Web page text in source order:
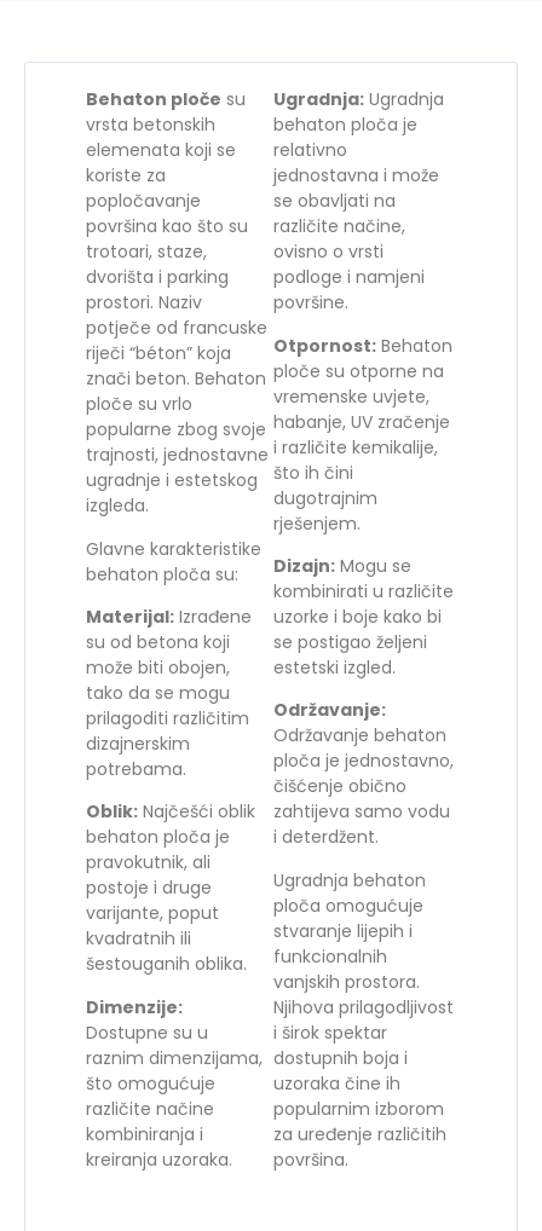
Behaton ploče su
vrsta betonskih
elemenata koji se
koriste za
popločavanje
površina kao što su
trotoari, staze,
dvorišta i parking
prostori. Naziv
potječe od francuske
riječi “béton” koja
znači beton. Behaton
ploče su vrlo
popularne zbog svoje
trajnosti, jednostavne
ugradnje i estetskog
izgleda.
Glavne karakteristike
behaton ploča su:
Materijal: Izrađene
su od betona koji
može biti obojen,
tako da se mogu
prilagoditi različitim
dizajnerskim
potrebama.
Oblik: Najčešći oblik
behaton ploča je
pravokutnik, ali
postoje i druge
varijante, poput
kvadratnih ili
šestouganih oblika.
Dimenzije:
Dostupne su u
raznim dimenzijama,
što omogućuje
različite načine
kombiniranja i
kreiranja uzoraka.
Ugradnja: Ugradnja
behaton ploča je
relativno
jednostavna i može
se obavljati na
različite načine,
ovisno o vrsti
podloge i namjeni
površine.
Otpornost: Behaton
ploče su otporne na
vremenske uvjete,
habanje, UV zračenje
i različite kemikalije,
što ih čini
dugotrajnim
rješenjem.
Dizajn: Mogu se
kombinirati u različite
uzorke i boje kako bi
se postigao željeni
estetski izgled.
Održavanje:
Održavanje behaton
ploča je jednostavno,
čišćenje obično
zahtijeva samo vodu
i deterdžent.
Ugradnja behaton
ploča omogućuje
stvaranje lijepih i
funkcionalnih
vanjskih prostora.
Njihova prilagodljivost
i širok spektar
dostupnih boja i
uzoraka čine ih
popularnim izborom
za uređenje različitih
površina.